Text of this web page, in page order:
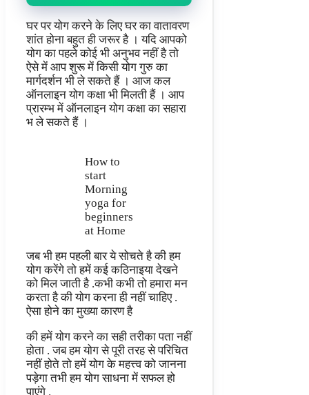
घर पर योग करने के लिए घर का वातावरण
शांत होना बहुत ही जरूर है । यदि आपको
योग का पहले कोई भी अनुभव नहीं है तो
ऐसे में आप शुरू में किसी योग गुरु का
मार्गदर्शन भी ले सकते हैं । आज कल
ऑनलाइन योग कक्षा भी मिलती हैं । आप
प्रारम्भ में ऑनलाइन योग कक्षा का सहारा
भ ले सकते हैं ।
How to
start
Morning
yoga for
beginners
at Home
जब भी हम पहली बार ये सोचते है की हम
योग करेंगे तो हमें कई कठिनाइया देखने
को मिल जाती है .कभी कभी तो हमारा मन
करता है की योग करना ही नहीं चाहिए .
ऐसा होने का मुख्या कारण है
की हमें योग करने का सही तरीका पता नहीं
होता . जब हम योग से पूरी तरह से परिचित
नहीं होते तो हमें योग के महत्त्व को जानना
पड़ेगा तभी हम योग साधना में सफल हो
पाएंगे .